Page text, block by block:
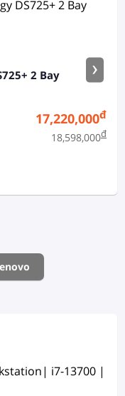
2 Bay
17,220,000đ
18,598,000đ
›